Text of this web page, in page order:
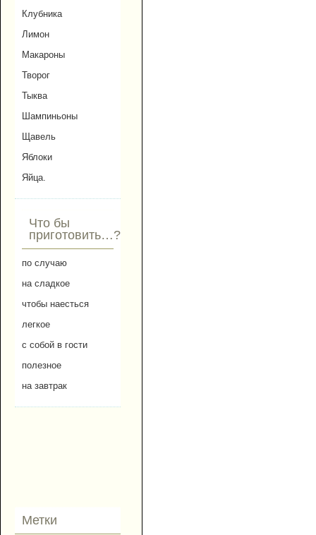
Клубника
Лимон
Макароны
Творог
Тыква
Шампиньоны
Щавель
Яблоки
Яйца.
Что бы
приготовить…?
по случаю
на сладкое
чтобы наесться
легкое
с собой в гости
полезное
на завтрак
Метки